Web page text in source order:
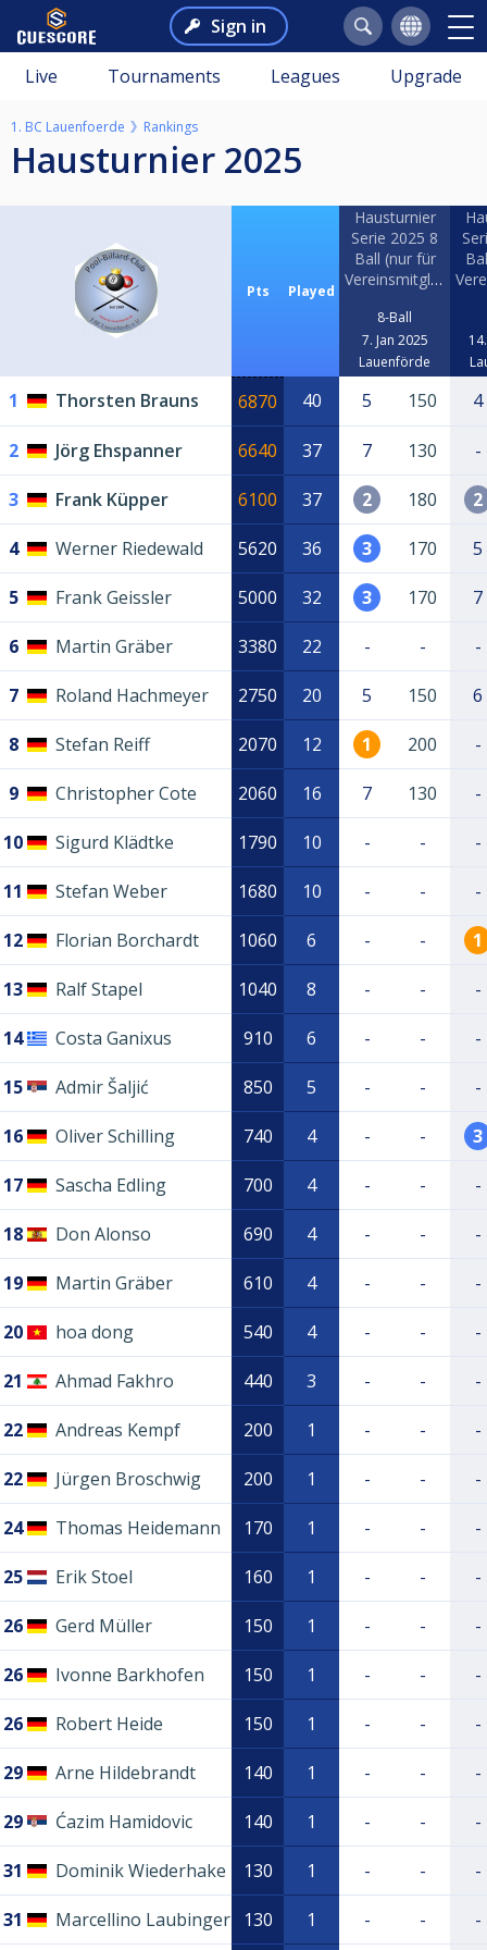
Sign in
Live Tournaments Leagues Upgrade
1. BC Lauenfoerde Rankings
Hausturnier 2025
Pts Played
Hausturnier
Serie 2025 8
Ball (nur für
Vereinsmitglieder)
8-Ball
7. Jan 2025
Lauenförde
1 Thorsten Brauns 6870 40 5 150 4
2 Jörg Ehspanner 6640 37 7 130 -
3 Frank Küpper 6100 37 2 180 2
4 Werner Riedewald 5620 36 3 170 5
5 Frank Geissler 5000 32 3 170 7
6 Martin Gräber 3380 22 - - -
7 Roland Hachmeyer 2750 20 5 150 6
8 Stefan Reiff 2070 12 1 200 -
9 Christopher Cote 2060 16 7 130 -
10 Sigurd Klädtke 1790 10 - - -
11 Stefan Weber 1680 10 - - -
12 Florian Borchardt 1060 6 - - 1
13 Ralf Stapel 1040 8 - - -
14 Costa Ganixus 910 6 - - -
15 Admir Šaljić 850 5 - - -
16 Oliver Schilling 740 4 - - 3
17 Sascha Edling 700 4 - - -
18 Don Alonso 690 4 - - -
19 Martin Gräber 610 4 - - -
20 hoa dong 540 4 - - -
21 Ahmad Fakhro 440 3 - - -
22 Andreas Kempf 200 1 - - -
22 Jürgen Broschwig 200 1 - - -
24 Thomas Heidemann 170 1 - - -
25 Erik Stoel 160 1 - - -
26 Gerd Müller 150 1 - - -
26 Ivonne Barkhofen 150 1 - - -
26 Robert Heide 150 1 - - -
29 Arne Hildebrandt 140 1 - - -
29 Ćazim Hamidovic 140 1 - - -
31 Dominik Wiederhake 130 1 - - -
31 Marcellino Laubinger 130 1 - - -